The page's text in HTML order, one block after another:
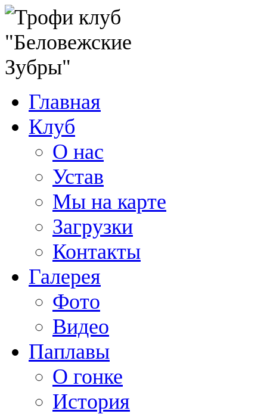
Главная
Клуб
О нас
Устав
Мы на карте
Загрузки
Контакты
Галерея
Фото
Видео
Паплавы
О гонке
История